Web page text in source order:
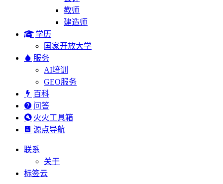
教师
建造师
学历
国家开放大学
服务
AI培训
GEO服务
百科
问答
火火工具箱
源点导航
联系
关于
标签云